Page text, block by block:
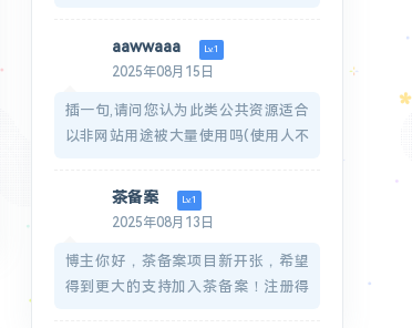
图标：
32x32.png
aawwaaa Lv.1
2025年08月15日
插一句,请问您认为此类公共资源适合
以非网站用途被大量使用吗(使用人不
感谢回复.
茶备案 Lv.1
2025年08月13日
博主你好，茶备案项目新开张，希望
得到更大的支持加入茶备案！注册得